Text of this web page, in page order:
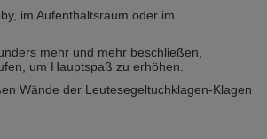
im Aufenthaltsraum oder im
mehr und mehr beschließen,
um Hauptspaß zu erhöhen.
Wände der Leutesegeltuchklagen-Klagen